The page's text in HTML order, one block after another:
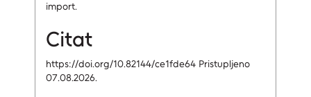
import.
Citat
https://doi.org/10.82144/ce1fde64 Pristupljeno
07.08.2026.